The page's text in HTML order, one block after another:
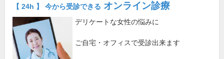
【 24h 】 今から受診できる オンライン診療
デリケートな女性の悩みに
ご自宅・オフィスで受診出来ます